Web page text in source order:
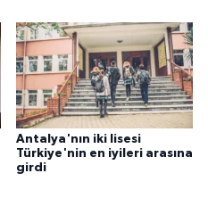
Antalya'nın iki lisesi
Türkiye'nin en iyileri arasına
girdi